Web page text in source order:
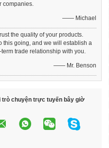
companies.
—— Michael
the quality of your products.
this going, and we will establish a
term trade relationship with you.
—— Mr. Benson
trò chuyện trực tuyến bây giờ